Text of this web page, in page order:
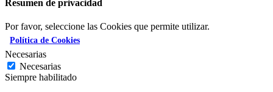
Resumen de privacidad
Por favor, seleccione las Cookies que permite utilizar.
Política de Cookies
Necesarias
Necesarias
Siempre habilitado